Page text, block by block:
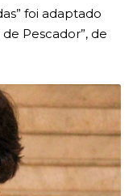
foi adaptado
Pescador”, de